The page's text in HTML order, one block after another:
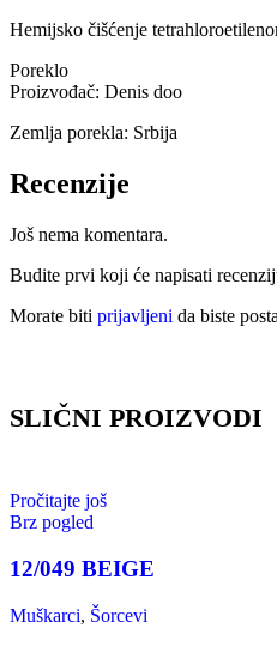
Hemijsko čišćenje
Poreklo
Proizvođač: Denis doo
Zemlja porekla: Srbija
Recenzije
Još nema komentara.
Budite prvi koji će napisati
Morate biti prijavljeni da biste
SLIČNI PROIZVODI
Pročitajte još
Brz pogled
12/049 BEIGE
Muškarci, Šorcevi